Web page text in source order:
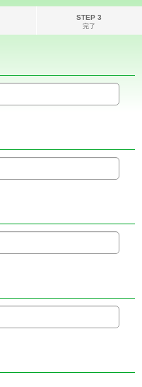
STEP 3
完了